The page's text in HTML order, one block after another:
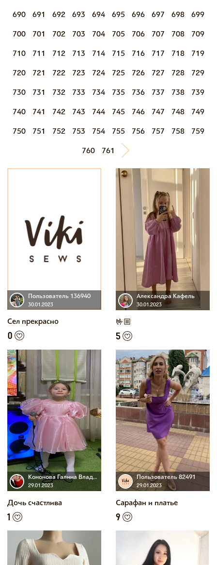
690 691 692 693 694 695 696 697 698 699
700 701 702 703 704 705 706 707 708 709
710 711 712 713 714 715 716 717 718 719
720 721 722 723 724 725 726 727 728 729
730 731 732 733 734 735 736 737 738 739
740 741 742 743 744 745 746 747 748 749
750 751 752 753 754 755 756 757 758 759
760 761
Пользователь 136940
30.01.2023
Сел прекрасно
0
Александра Кафель
30.01.2023
🤟🏼
5
Кононова Галина Владимировна
29.01.2023
Дочь счастлива
1
Пользователь 82491
29.01.2023
Сарафан и платье
9